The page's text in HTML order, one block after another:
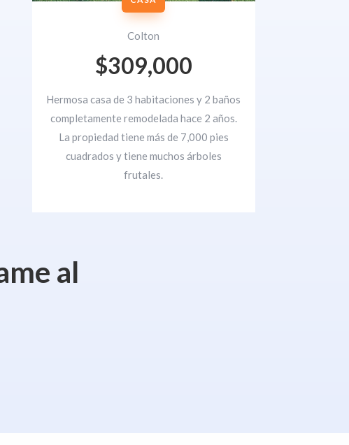
Colton
$309,000
Hermosa casa de 3 habitaciones y 2 baños
completamente remodelada hace 2 años.
La propiedad tiene más de 7,000 pies
cuadrados y tiene muchos árboles
frutales.
al